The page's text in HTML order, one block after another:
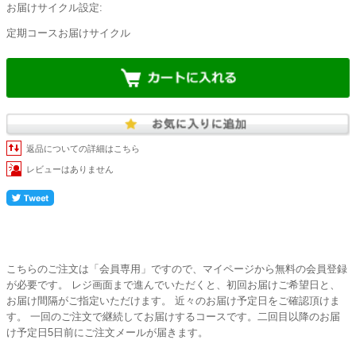
お届けサイクル設定:
定期コースお届けサイクル
返品についての詳細はこちら
レビューはありません
こちらのご注文は「会員専用」ですので、マイページから無料の会員登録
が必要です。 レジ画面まで進んでいただくと、初回お届けご希望日と、
お届け間隔がご指定いただけます。 近々のお届け予定日をご確認頂けま
す。 一回のご注文で継続してお届けするコースです。二回目以降のお届
け予定日5日前にご注文メールが届きます。